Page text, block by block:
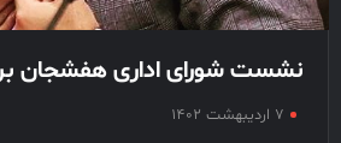
نشست شورای اداری هفشجان
۷ اردیبهشت ۱۴۰۲